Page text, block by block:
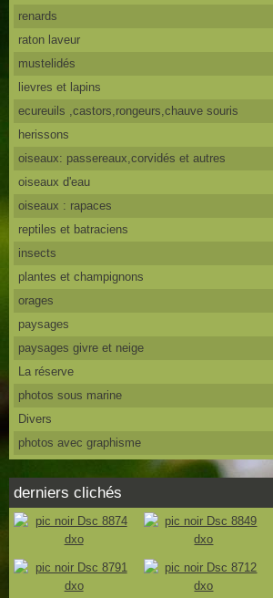
renards
raton laveur
mustelidés
lievres et lapins
ecureuils ,castors,rongeurs,chauve souris
herissons
oiseaux: passereaux,corvidés et autres
oiseaux d'eau
oiseaux : rapaces
reptiles et batraciens
insects
plantes et champignons
orages
paysages
paysages givre et neige
La réserve
photos sous marine
Divers
photos avec graphisme
derniers clichés